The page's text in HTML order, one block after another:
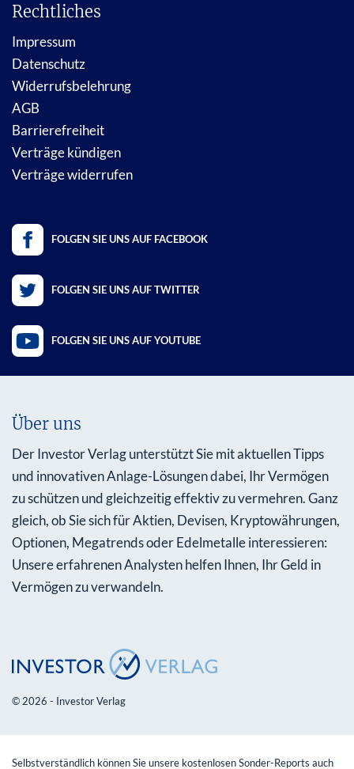
Rechtliches
Impressum
Datenschutz
Widerrufsbelehrung
AGB
Barrierefreiheit
Verträge kündigen
Verträge widerrufen
FOLGEN SIE UNS AUF FACEBOOK
FOLGEN SIE UNS AUF TWITTER
FOLGEN SIE UNS AUF YOUTUBE
Über uns
Der Investor Verlag unterstützt Sie mit aktuellen Tipps
und innovativen Anlage-Lösungen dabei, Ihr Vermögen
zu schützen und gleichzeitig effektiv zu vermehren. Ganz
gleich, ob Sie sich für Aktien, Devisen, Kryptowährungen,
Optionen, Megatrends oder Edelmetalle interessieren:
Unsere erfahrenen Analysten helfen Ihnen, Ihr Geld in
Vermögen zu verwandeln.
© 2026 - Investor Verlag
Selbstverständlich können Sie unsere kostenlosen Sonder-Reports auch